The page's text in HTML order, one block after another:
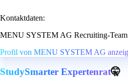
Kontaktdaten:
MENU SYSTEM AG Recruiting-Team
Profil von MENU SYSTEM AG
StudySmarter Expertenrat🤫